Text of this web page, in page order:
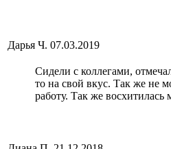
Дарья Ч. 07.03.2019
Сидели с коллегами,
то на свой вкус. Так же не
работу. Так же